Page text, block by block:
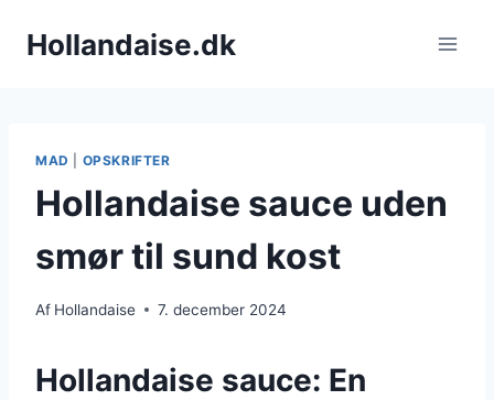
Hollandaise.dk
MAD OPSKRIFTER
Hollandaise sauce uden
smør til sund kost
Af Hollandaise 7. december 2024
Hollandaise sauce: En